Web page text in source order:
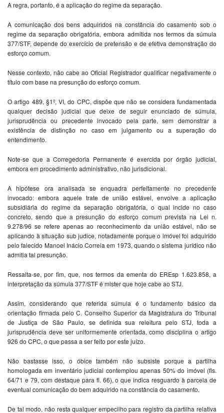
A regra, portanto, é a aplicação do regime da separação.
A comunicação dos bens adquiridos na constância do casamento sob o
regime da separação obrigatória, embora admitida nos termos da súmula
377/STF, depende do exercício de pretensão e de efetiva demonstração do
esforço comum.
Nesse contexto, não cabe ao Oficial Registrador qualificar negativamente o
título com base na presunção do esforço comum.
O artigo 489, §1º, VI, do CPC, dispõe que não se considera fundamentada
qualquer decisão judicial que deixe de seguir enunciado de súmula,
jurisprudência ou precedente invocado pela parte, sem demonstrar a
existência de distinção no caso em julgamento ou a superação do
entendimento.
Note-se que a Corregedoria Permanente é exercida por órgão judicial,
embora em procedimento administrativo, não jurisdicional.
A hipótese ora analisada se enquadra perfeitamente no precedente
invocado: embora aquele trate de união estável, envolve a aplicação
subsidiária do regime da separação obrigatória, o qual incide no caso
concreto, sendo que a presunção do esforço comum prevista na Lei n.
9.278/96 se refere apenas ao reconhecimento da união estável, não se
aplicando à situação sub judice, notadamente porque o imóvel foi adquirido
pelo falecido Manoel Inácio Correia em 1973, quando o sistema jurídico não
admitia tal presunção.
Ressalta-se, por fim, que, nos termos da ementa do EREsp 1.623.858, a
interpretação da súmula 377/STF é mister que hoje cabe ao STJ.
Assim, considerando que referida súmula é o fundamento básico da
orientação firmada pelo C. Conselho Superior da Magistratura do Tribunal
de Justiça de São Paulo, se definida sua releitura pelo STJ, toda a
jurisprudência deve ser uniformemente orientada, como disciplina o artigo
926 do CPC, o que passa a ser feito por este juízo.
Não bastasse isso, o óbice também não subsiste porque a partilha
homologada em inventário judicial contemplou apenas 50% do imóvel (fls.
64/71 e 79, com destaque para fl. 66), o que indica resguardo à parcela de
eventual comunicação do bem adquirido na constância do casamento.
De tal modo, não resta qualquer empecilho para registro da partilha relativa